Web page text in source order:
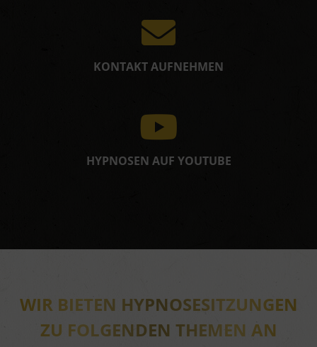
KONTAKT AUFNEHMEN
HYPNOSEN AUF YOUTUBE
WIR BIETEN HYPNOSESITZUNGEN
ZU FOLGENDEN THEMEN AN